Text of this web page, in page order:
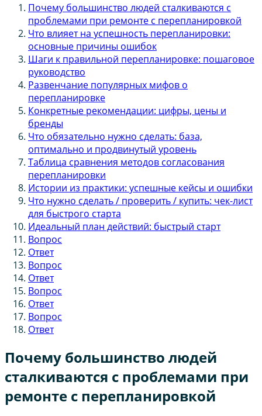
Почему большинство людей сталкиваются с
проблемами при ремонте с перепланировкой
Что влияет на успешность перепланировки:
основные причины ошибок
Шаги к правильной перепланировке: пошаговое
руководство
Развенчание популярных мифов о
перепланировке
Конкретные рекомендации: цифры, цены и
бренды
Что обязательно нужно сделать: база,
оптимально и продвинутый уровень
Таблица сравнения методов согласования
перепланировки
Истории из практики: успешные кейсы и ошибки
Что нужно сделать / проверить / купить: чек-лист
для быстрого старта
Идеальный план действий: быстрый старт
Вопрос
Ответ
Вопрос
Ответ
Вопрос
Ответ
Вопрос
Ответ
Почему большинство людей
сталкиваются с проблемами при
ремонте с перепланировкой